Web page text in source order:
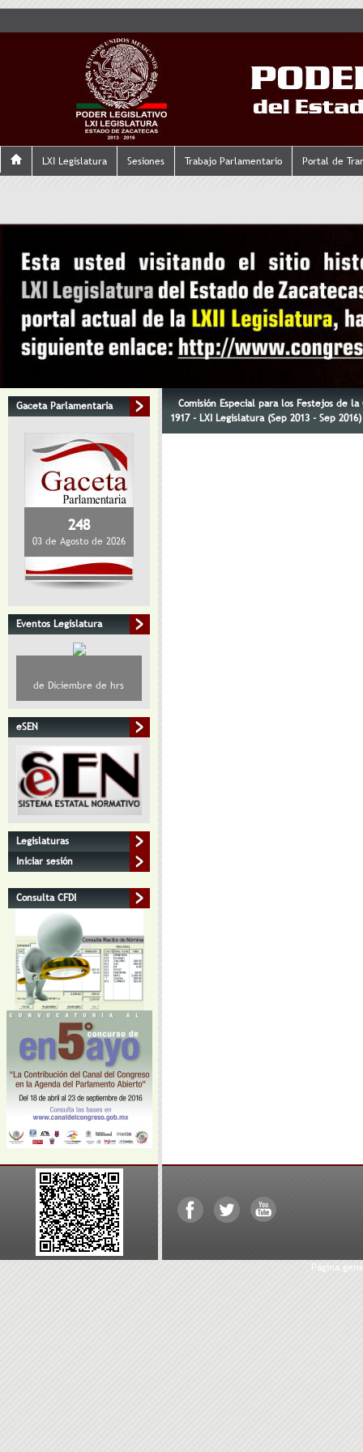
LXI Legislatura Sesiones Trabajo Parlamentario Portal de
Gaceta Parlamentaria
248
03 de Agosto de 2026
Eventos Legislatura
de Diciembre de hrs
eSEN
Legislaturas
Iniciar sesión
Consulta CFDI
Comisión Especial para los Festejos de
1917 - LXI Legislatura (Sep 2013 - Sep 2016)
Página